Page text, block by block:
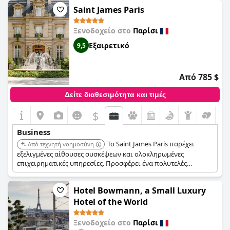
ενισχύουν την ελκυστικότητά του για επαγγελματίες
ταξιδιώτες.
Saint James Paris
Ξενοδοχείο στο Παρίσι
9,5 Εξαιρετικό
Από 785 $
Δείτε διαθεσιμότητα και τιμές
$
Business
Από τεχνητή νοημοσύνη
Το Saint James Paris παρέχει
εξελιγμένες αίθουσες συσκέψεων και ολοκληρωμένες
επιχειρηματικές υπηρεσίες. Προσφέρει ένα πολυτελές
περιβάλλον για εταιρικές εκδηλώσεις. Η αποκλειστική
ατμόσφαιρα και η προνομιακή τοποθεσία του ξενοδοχείου το
καθιστούν κορυφαία επιλογή για απαιτητικούς
επαγγελματίες ταξιδιώτες.
Hotel Bowmann, a Small Luxury
Hotel of the World
Ξενοδοχείο στο Παρίσι